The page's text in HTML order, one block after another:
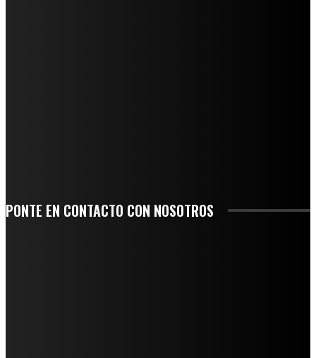
PONTE EN CONTACTO CON NOSOTROS